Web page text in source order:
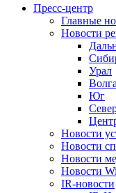
Пресс-центр
Главные
Новости
Урал
Волга
Юг
Новости
Новости
Новости
Новости
IR-новости